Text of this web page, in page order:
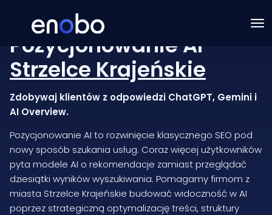
Pozycjonowanie AI
Strzelce Krajeńskie
Zdobywaj klientów z odpowiedzi ChatGPT, Gemini i
AI Overview.
Pozycjonowanie AI to rozwinięcie klasycznego SEO pod
nowy sposób szukania usług. Coraz więcej użytkowników
pyta modele AI o rekomendacje zamiast przeglądać
dziesiątki wyników wyszukiwania. Pomagamy firmom z
miasta Strzelce Krajeńskie budować widoczność w AI
poprzez strategiczną optymalizację treści, struktury